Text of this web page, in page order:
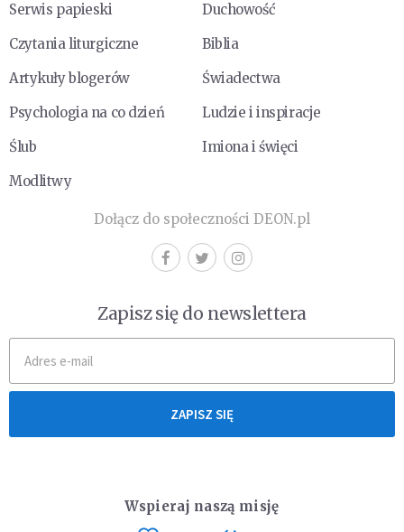
Serwis papieski
Duchowość
Czytania liturgiczne
Biblia
Artykuły blogerów
Świadectwa
Psychologia na co dzień
Ludzie i inspiracje
Ślub
Imiona i święci
Modlitwy
Dołącz do społeczności DEON.pl
Zapisz się do newslettera
ZAPISZ SIĘ
Wspieraj naszą misję